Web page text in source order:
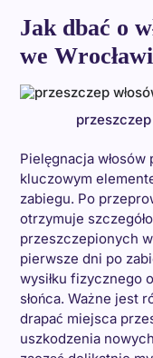
Jak dbać o
we
przeszczep
Pielęgnacja
kluczowym
zabiegu. Po
otrzymuje
przeszczepionych
pierwsze dni po
wysiłku fizycznego
słońca. Ważne jest
drapać miejsca
uszkodzenia